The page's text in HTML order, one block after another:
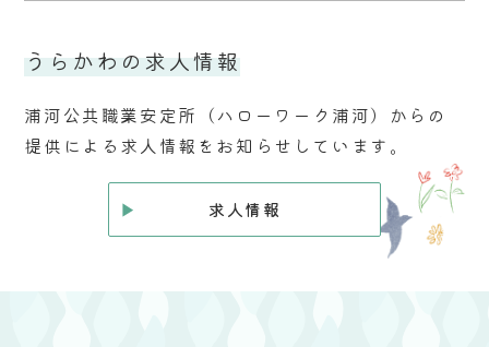
うらかわの求人情報
浦河公共職業安定所（ハローワーク浦河）からの
提供による求人情報をお知らせしています。
求人情報